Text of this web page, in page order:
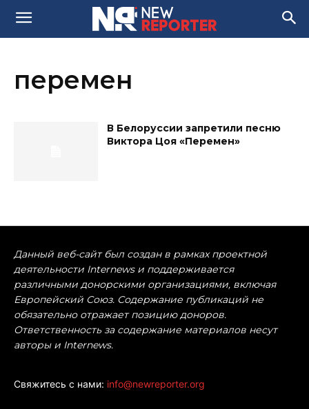
перемен
В Белоруссии запретили песню
Виктора Цоя «Перемен»
Данный веб-сайт был создан в рамках проектной
деятельности Internews и поддерживается
различными донорскими организациями, включая
Европейский Союз. Содержание публикаций не
обязательно отражает позицию доноров.
Ответственность за содержание материалов несут
авторы и Internews.
Свяжитесь с нами: info@newreporter.org